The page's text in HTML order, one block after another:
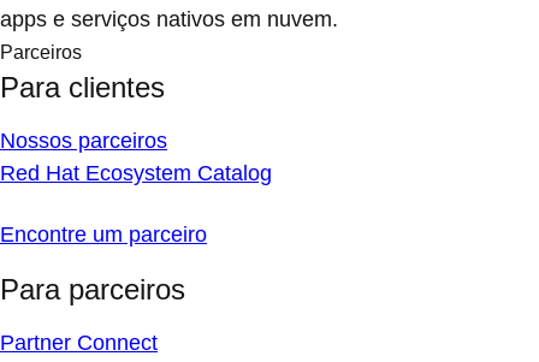
apps e serviços nativos em nuvem.
Parceiros
Para clientes
Nossos parceiros
Red Hat Ecosystem Catalog
Encontre um parceiro
Para parceiros
Partner Connect